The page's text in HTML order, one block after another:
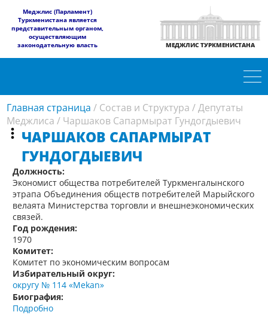
​Меджлис (Парламент)
Туркменистана является
представительным органом,
осуществляющим
законодательную власть
МЕДЖЛИС ТУРКМЕНИСТАНА
Главная страница / Состав и Структура /Депутаты
Меджлиса / Чаршаков Сапармырат Гундогдыевич
ЧАРШАКОВ САПАРМЫРАТ
ГУНДОГДЫЕВИЧ
Должность:
Экономист общества потребителей Туркменгалынского
этрапа Объединения обществ потребителей Марыйского
велаята Министерства торговли и внешнеэкономических
связей.
Год рождения:
1970
Комитет:
Комитет по экономическим вопросам
Избирательный округ:
округу № 114 «Mekan»
Биография:
Подробно